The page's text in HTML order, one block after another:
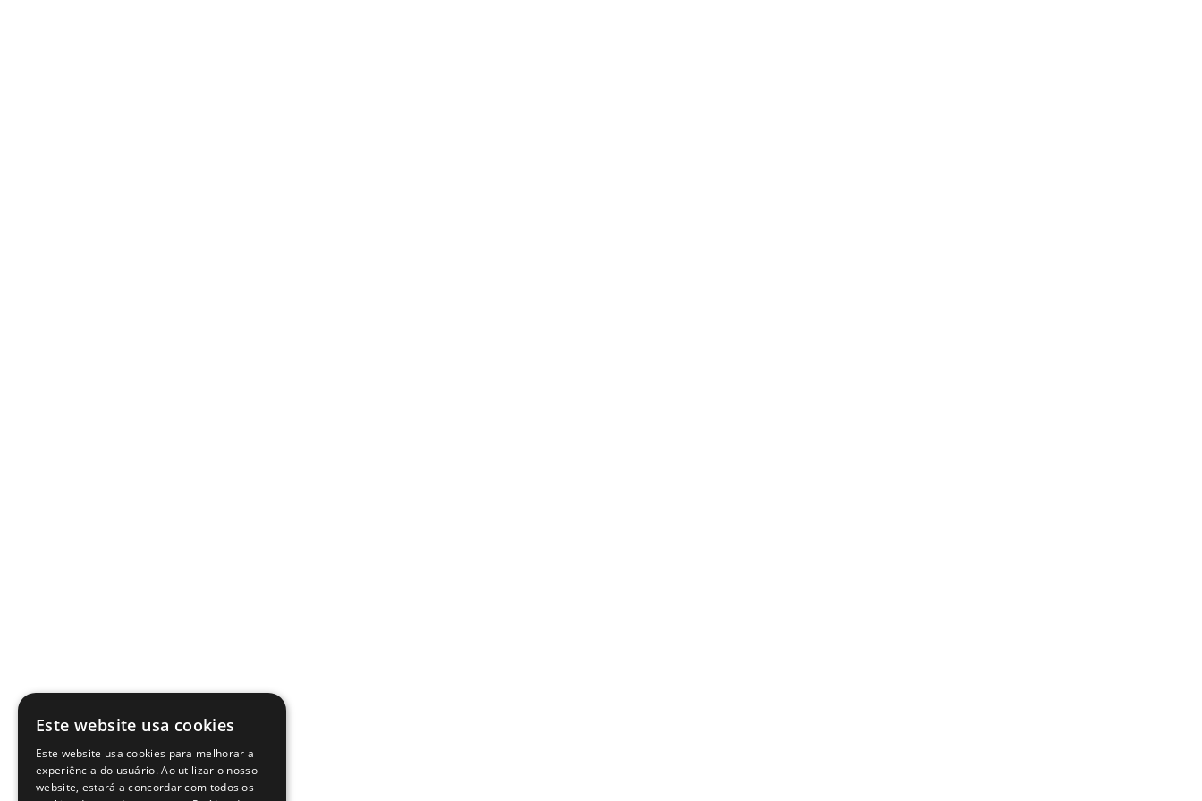
Este website usa cookies
Este website usa cookies para melhorar a
experiência do usuário. Ao utilizar o nosso
website, estará a concordar com todos os